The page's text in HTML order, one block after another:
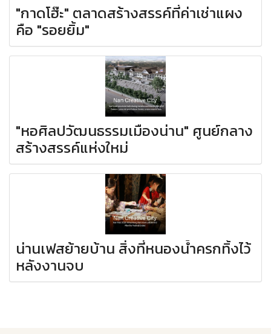
"กาดโฮ๊ะ" ตลาดสร้างสรรค์ที่ค่าเช่าแผง
คือ "รอยยิ้ม"
"หอศิลปวัฒนธรรมเมืองน่าน" ศูนย์กลาง
สร้างสรรค์แห่งใหม่
น่านเฟสย้ายบ้าน สิ่งที่หนองน้ำครกทิ้งไว้
หลังงานจบ